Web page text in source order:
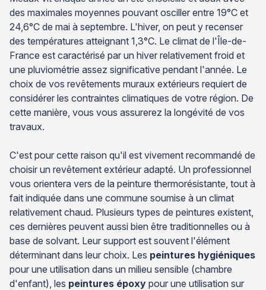
des maximales moyennes pouvant osciller entre 19°C et
24,6°C de mai à septembre. L'hiver, on peut y recenser
des températures atteignant 1,3°C. Le climat de l'Île-de-
France est caractérisé par un hiver relativement froid et
une pluviométrie assez significative pendant l'année. Le
choix de vos revêtements muraux extérieurs requiert de
considérer les contraintes climatiques de votre région. De
cette manière, vous vous assurerez la longévité de vos
travaux.
C'est pour cette raison qu'il est vivement recommandé de
choisir un revêtement extérieur adapté. Un professionnel
vous orientera vers de la peinture thermorésistante, tout à
fait indiquée dans une commune soumise à un climat
relativement chaud. Plusieurs types de peintures existent,
ces dernières peuvent aussi bien être traditionnelles ou à
base de solvant. Leur support est souvent l'élément
déterminant dans leur choix. Les peintures hygiéniques
pour une utilisation dans un milieu sensible (chambre
d'enfant), les peintures époxy pour une utilisation sur